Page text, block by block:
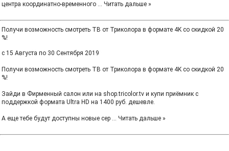
центра координатно-временного ... Читать дальше »
Получи возможность смотреть ТВ от Триколора в формате 4K со скидкой 20
%!
с 15 Августа по 30 Сентября 2019
Получи возможность смотреть ТВ от Триколора в формате 4K со скидкой 20
%!
Зайди в Фирменный салон или на shop.tricolor.tv и купи приёмник с
поддержкой формата Ultra HD на 1400 руб. дешевле.
А еще тебе будут доступны новые сер ... Читать дальше »